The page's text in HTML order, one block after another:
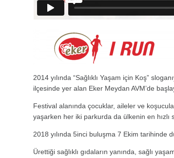
2014 yılında “Sağlıklı Yaşam için Koş”
ilçesinde yer alan Eker Meydan AVM’de
Festival alanında çocuklar, aileler ve
yaşarken her iki parkurda da ülkenin en hızlı
2018 yılında 5inci buluşma 7 Ekim tarihinde
Ürettiği sağlıklı gıdaların yanında, sağlı